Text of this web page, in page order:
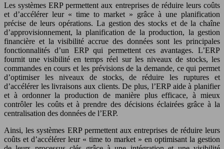
Les systèmes ERP permettent aux entreprises de réduire leurs coûts
et d’accélérer leur « time to market » grâce à une planification
précise de leurs opérations. La gestion des stocks et de la chaîne
d’approvisionnement, la planification de la production, la gestion
financière et la visibilité accrue des données sont les principales
fonctionnalités d’un ERP qui permettent ces avantages. L’ERP
fournit une visibilité en temps réel sur les niveaux de stocks, les
commandes en cours et les prévisions de la demande, ce qui permet
d’optimiser les niveaux de stocks, de réduire les ruptures et
d’accélérer les livraisons aux clients. De plus, l’ERP aide à planifier
et à ordonner la production de manière plus efficace, à mieux
contrôler les coûts et à prendre des décisions éclairées grâce à la
centralisation des données de l’ERP.
Ainsi, les systèmes ERP permettent aux entreprises de réduire leurs
coûts et d’accélérer leur « time to market » en optimisant la gestion